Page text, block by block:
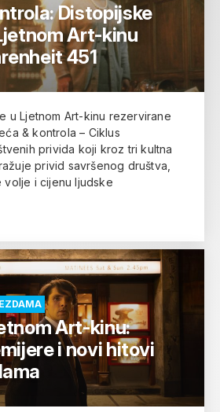
Distopijske
Art-kinu
451
u Ljetnom Art-kinu rezervirane
& kontrola – Ciklus
privida koji kroz tri kultna
privid savršenog društva,
i cijenu ljudske
Art-kinu:
i novi hitovi